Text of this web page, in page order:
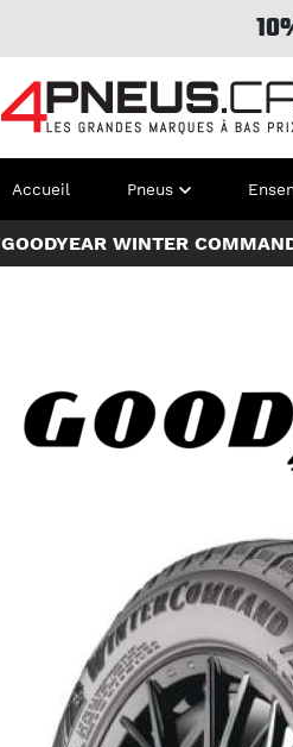
Accueil Pneus
GOODYEAR WINTER